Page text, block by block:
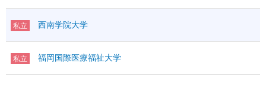
私立 西南学院大学
私立 福岡国際医療福祉大学